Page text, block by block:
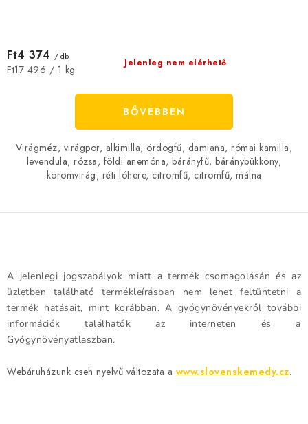
Jelenleg nem elérhető
Ft4 374 / db
Egységár:
Ft17 496 / 1 kg
BŐVEBBEN
Virágméz, virágpor, alkimilla, ördögfű, damiana, római kamilla,
levendula, rózsa, földi anemóna, bárányfű, báránybükköny,
körömvirág, réti lóhere, citromfű, citromfű, málna
i
s
t
a
i
á
A jelenlegi jogszabályok miatt a termék csomagolásán és az
üzletben található termékleírásban nem lehet feltüntetni a
termék hatásait, mint korábban. A gyógynövényekről további
információk találhatók az interneten és a
Gyógynövényatlaszban.
Webáruházunk cseh nyelvű változata a www.slovenskemedy.cz.